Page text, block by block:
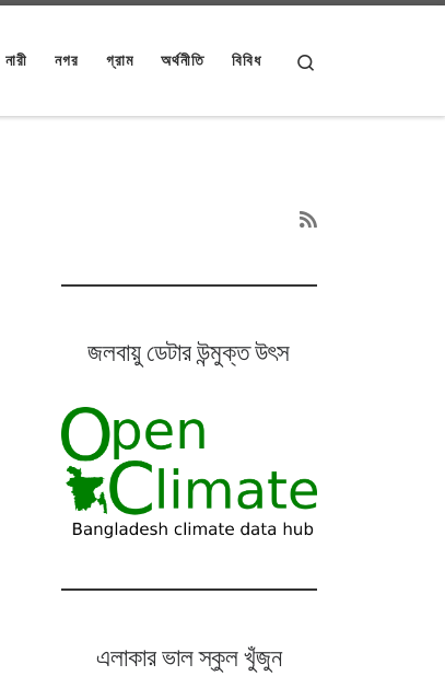
নারী নগর গ্রাম অর্থনীতি বিবিধ
জলবায়ু ডেটার উন্মুক্ত উৎস
এলাকার ভাল স্কুল খুঁজুন